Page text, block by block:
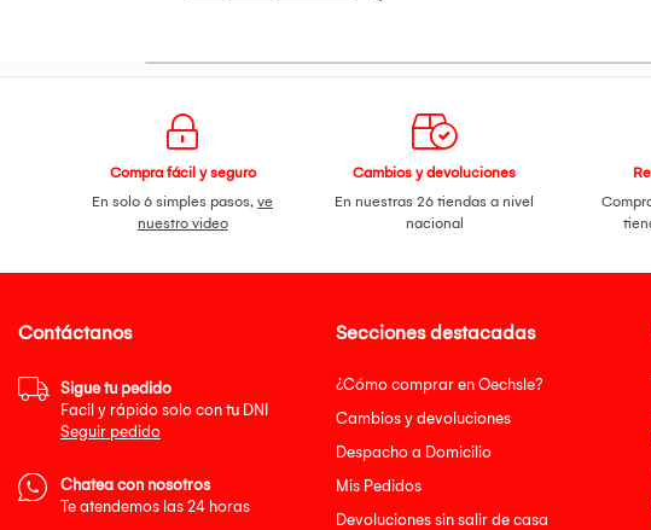
Compra fácil y seguro
En solo 6 simples pasos,ve
nuestro video
Cambios y devoluciones
En nuestras 26 tiendas a nivel
nacional
Secciones destacadas
¿Cómo comprar en Oechsle?
Cambios y devoluciones
Despacho a Domicilio
Mis Pedidos
Devoluciones sin salir de casa
Contáctanos
Sigue tu pedido
Facil y rápido solo con tu DNI
Seguir pedido
Chatea con nosotros
Te atendemos las 24 horas